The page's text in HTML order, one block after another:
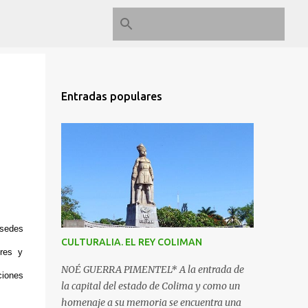
y
Entradas populares
CULTURALIA. EL REY COLIMAN
NOÉ GUERRA PIMENTEL* A la entrada de
la capital del estado de Colima y como un
homenaje a su memoria se encuentra una